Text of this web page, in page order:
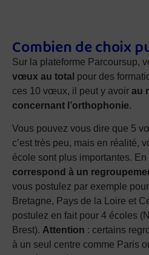
Combien de choix
Sur la plateforme Parcoursup,
vœux au total pour des
ces 10 vœux, il peut y avoir au
concernant l’orthophonie.
Vous pouvez vous dire que 5
c’est très peu, mais en réalité,
école sont plus importantes. En
correspond à un
vous postulez par exemple
Bretagne, Pays de la Loire et
postulez en fait pour 4 écoles
Brest). Attention : certains
à un seul centre comme Paris